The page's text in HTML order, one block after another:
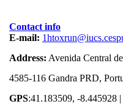
Contact info
E-mail:
Address: Avenida Central
4585-116 Gandra PRD,
GPS:41.183509, -8.445928 |